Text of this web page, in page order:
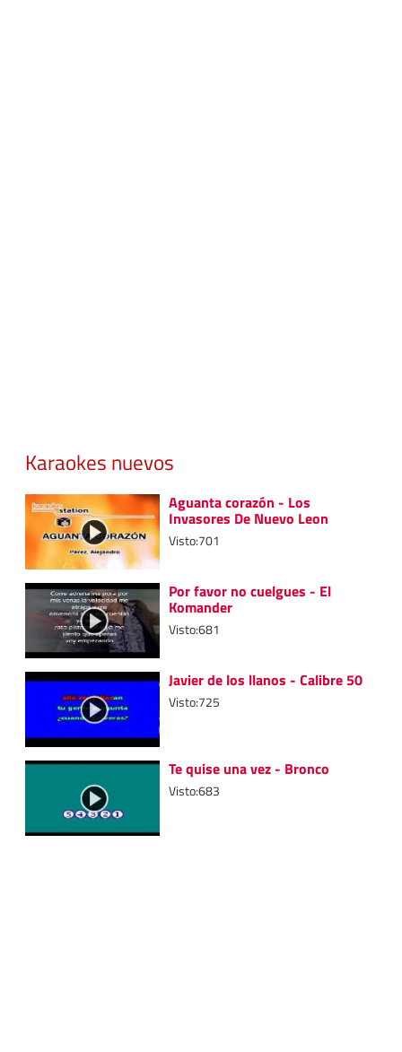
Karaokes nuevos
Aguanta corazón - Los
Invasores De Nuevo Leon
Visto:701
Por favor no cuelgues - El
Komander
Visto:681
Javier de los llanos - Calibre 50
Visto:725
Te quise una vez - Bronco
Visto:683